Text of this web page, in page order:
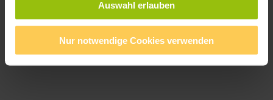
Auswahl erlauben
Nur notwendige Cookies verwenden